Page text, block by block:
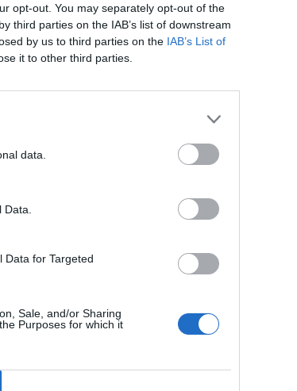
opt-out. You may separately opt-out of the
third parties on the IAB’s list of downstream
by us to third parties on the IAB’s List of
it to other third parties.
data.
Data for Targeted
Sale, and/or Sharing
Purposes for which it
Herpes